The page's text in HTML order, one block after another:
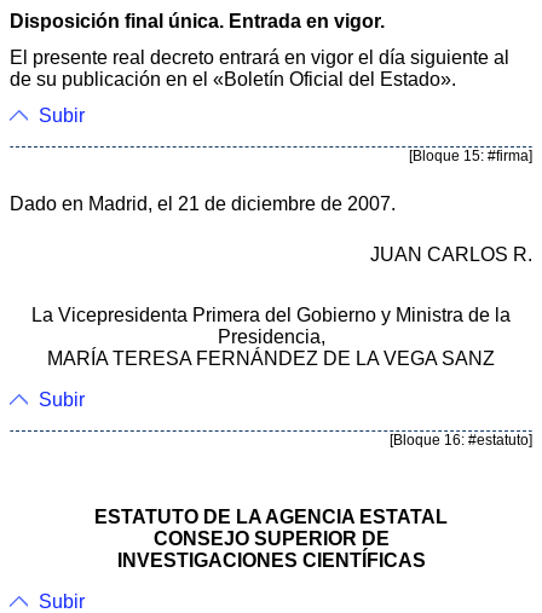
Disposición final única. Entrada en vigor.
El presente real decreto entrará en vigor el día siguiente al
de su publicación en el «Boletín Oficial del Estado».
Subir
[Bloque 15: #firma]
Dado en Madrid, el 21 de diciembre de 2007.
JUAN CARLOS R.
La Vicepresidenta Primera del Gobierno y Ministra de la
Presidencia,
MARÍA TERESA FERNÁNDEZ DE LA VEGA SANZ
Subir
[Bloque 16: #estatuto]
ESTATUTO DE LA AGENCIA ESTATAL
CONSEJO SUPERIOR DE
INVESTIGACIONES CIENTÍFICAS
Subir